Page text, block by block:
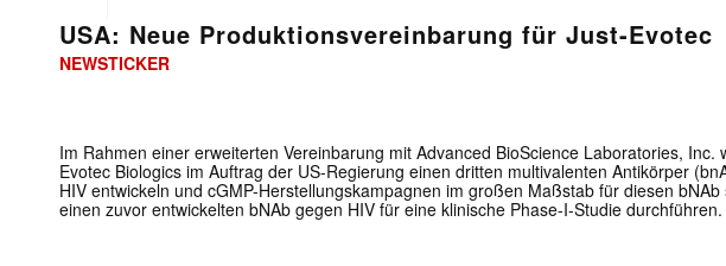
USA: Neue Produktionsvereinbarung für Just-Evotec
NEWSTICKER
Im Rahmen einer erweiterten Vereinbarung mit Advanced BioScience Laboratories, Inc.
Evotec Biologics im Auftrag der US-Regierung einen dritten multivalenten Antikörper
HIV entwickeln und cGMP-Herstellungskampagnen im großen Maßstab für diesen bNAb
einen zuvor entwickelten bNAb gegen HIV für eine klinische Phase-I-Studie durchführen.